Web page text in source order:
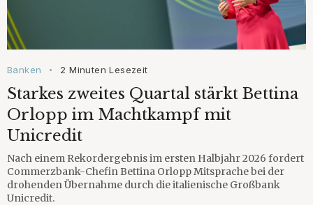
Banken • 2 Minuten Lesezeit
Starkes zweites Quartal stärkt Bettina
Orlopp im Machtkampf mit
Unicredit
Nach einem Rekordergebnis im ersten Halbjahr 2026 fordert
Commerzbank-Chefin Bettina Orlopp Mitsprache bei der
drohenden Übernahme durch die italienische Großbank
Unicredit.